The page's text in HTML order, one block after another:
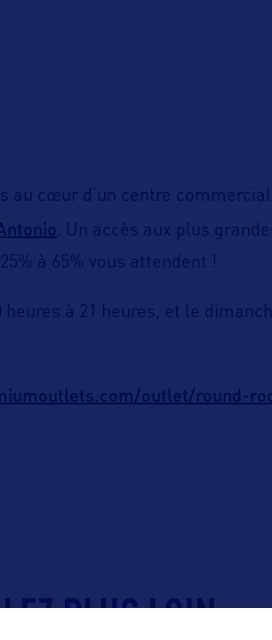
au cœur d’un centre
. Un accès aux plus
à 65% vous attendent !
à 21 heures, et le
outlet/round-
PLUS LOIN